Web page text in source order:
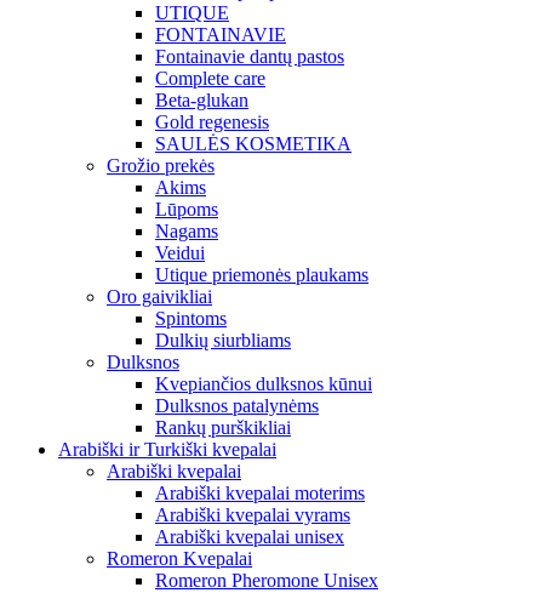
UTIQUE
FONTAINAVIE
Fontainavie dantų pastos
Complete care
Beta-glukan
Gold regenesis
SAULĖS KOSMETIKA
Grožio prekės
Akims
Lūpoms
Nagams
Veidui
Utique priemonės plaukams
Oro gaivikliai
Spintoms
Dulkių siurbliams
Dulksnos
Kvepiančios dulksnos kūnui
Dulksnos patalynėms
Rankų purškikliai
Arabiški ir Turkiški kvepalai
Arabiški kvepalai
Arabiški kvepalai moterims
Arabiški kvepalai vyrams
Arabiški kvepalai unisex
Romeron Kvepalai
Romeron Pheromone Unisex